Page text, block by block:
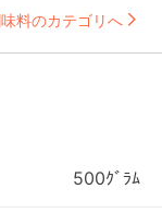
料のカテゴリへ
500ｸﾞﾗﾑ